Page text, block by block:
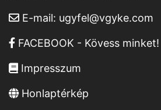
E-mail: ugyfel@vgyke.com
FACEBOOK - Kövess minket!
Impresszum
Honlaptérkép